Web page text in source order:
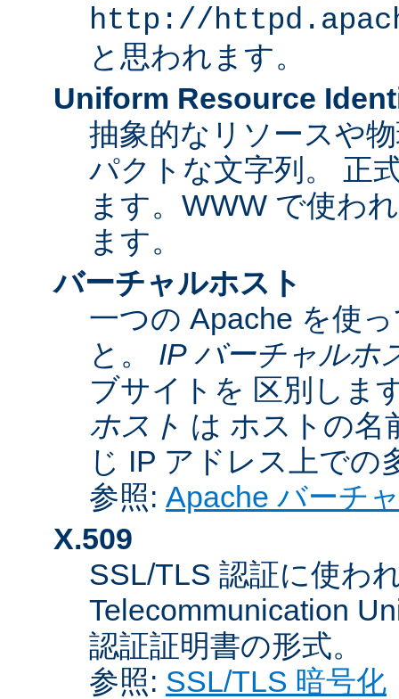
http://
と思われます。
Uniform Resource
抽象的なリソースや
パクトな文字列。 正
ます。WWW で使わ
ます。
バーチャルホスト
一つの Apache を使
と。 IP バーチャルホ
ブサイトを 区別しま
ホスト は ホストの名
じ IP アドレス上で
参照: Apache バーチ
X.509
SSL/TLS 認証に使わ
Telecommunication
認証証明書の形式。
参照: SSL/TLS 暗号化